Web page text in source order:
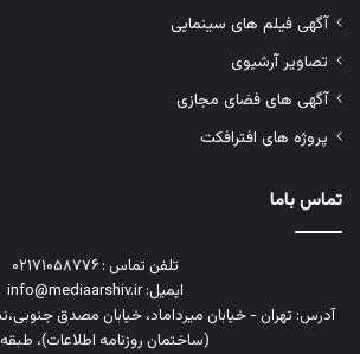
آگهی فیلم های سینمایی
تصاویر آرشیوی
آگهی های فضای مجازی
پروژه های افترافکت
تماس باما
تلفن تماس : ۰۲۱۷۱۰۵۸۷۷۶
ایمیل: info@mediaarshiv.ir
(ساختمان روزنامه اطلاعات)، طبقه ۱۳